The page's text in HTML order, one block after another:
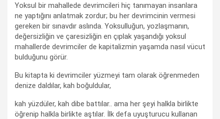
Yoksul bir mahallede devrimcileri hiç tanımayan insanlara
ne yaptığını anlatmak zordur; bu her devrimcinin vermesi
gereken bir sınavdır aslında. Yoksulluğun, yozlaşmanın,
değersizliğin ve çaresizliğin en çıplak yaşandığı yoksul
mahallerde devrimciler de kapitalizmin yaşamda nasıl vücut
bulduğunu görür.
Bu kitapta ki devrimciler yüzmeyi tam olarak öğrenmeden
denize daldılar, kah boğuldular,
kah yüzdüler, kah dibe battılar.. ama her şeyi halkla birlikte
öğrenip halkla birlikte aştılar. İlk defa uyuşturucu kullanan